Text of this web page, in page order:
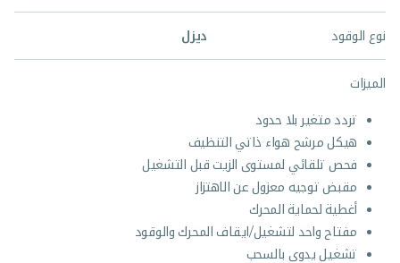
نوع الوقود ديزل
الميزات
تردد متغير بلا حدود
هيكل مرشح هواء ذاتي التنظيف
فحص تلقائي لمستوى الزيت قبل التشغيل
مقبض توجيه معزول عن الاهتزاز
أغطية لحماية المحرك
مفتاح واحد لتشغيل/ايقاف المحرك والوقود
تشغيل يدوي بالسحب